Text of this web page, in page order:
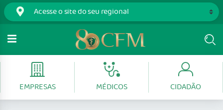
EMPRESAS MÉDICOS CIDADÃO